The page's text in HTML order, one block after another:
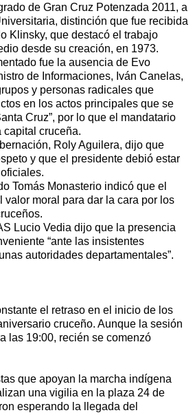
de Gran Cruz Potenzada 2011, a
distinción que fue recibida
Klinsky, que destacó el trabajo
desde su creación, en 1973.
fue la ausencia de Evo
de Informaciones, Iván Canelas,
y personas radicales que
en los actos principales que se
Cruz”, por lo que el mandatario
capital cruceña.
Roly Aguilera, dijo que
y que el presidente debió estar
Tomás Monasterio indicó que el
valor moral para dar la cara por los
Lucio Vedia dijo que la presencia
“ante las insistentes
autoridades departamentales”.
el retraso en el inicio de los
cruceño. Aunque la sesión
las 19:00, recién se comenzó
que apoyan la marcha indígena
una vigilia en la plaza 24 de
esperando la llegada del